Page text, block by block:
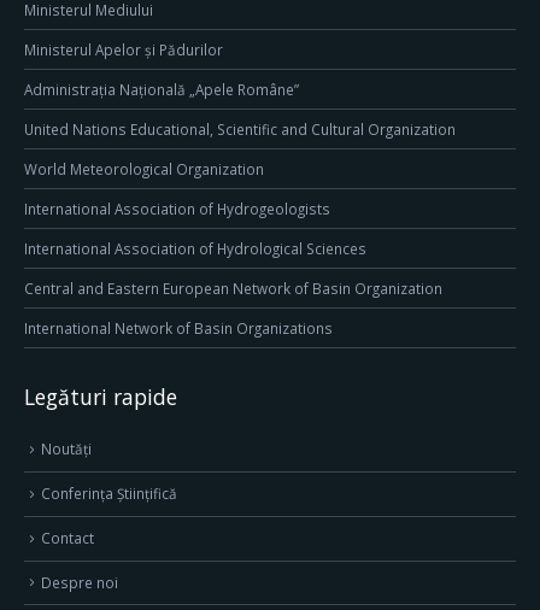
Ministerul Mediului
Ministerul Apelor și Pădurilor
Administrația Națională „Apele Române”
United Nations Educational, Scientific and Cultural Organization
World Meteorological Organization
International Association of Hydrogeologists
International Association of Hydrological Sciences
Central and Eastern European Network of Basin Organization
International Network of Basin Organizations
Legături rapide
Noutăți
Conferința Științifică
Contact
Despre noi